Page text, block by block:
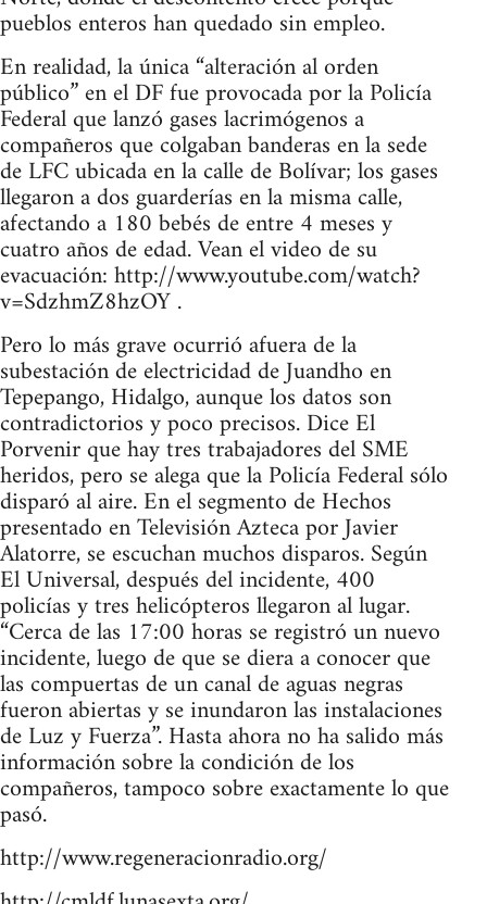
pueblos enteros han quedado sin empleo.
En realidad, la única “alteración al orden
público” en el DF fue provocada por la Policía
Federal que lanzó gases lacrimógenos a
compañeros que colgaban banderas en la sede
de LFC ubicada en la calle de Bolívar; los gases
llegaron a dos guarderías en la misma calle,
afectando a 180 bebés de entre 4 meses y
cuatro años de edad. Vean el video de su
evacuación: http://www.youtube.com/watch?
v=SdzhmZ8hzOY .
Pero lo más grave ocurrió afuera de la
subestación de electricidad de Juandho en
Tepepango, Hidalgo, aunque los datos son
contradictorios y poco precisos. Dice El
Porvenir que hay tres trabajadores del SME
heridos, pero se alega que la Policía Federal sólo
disparó al aire. En el segmento de Hechos
presentado en Televisión Azteca por Javier
Alatorre, se escuchan muchos disparos. Según
El Universal, después del incidente, 400
policías y tres helicópteros llegaron al lugar.
“Cerca de las 17:00 horas se registró un nuevo
incidente, luego de que se diera a conocer que
las compuertas de un canal de aguas negras
fueron abiertas y se inundaron las instalaciones
de Luz y Fuerza”. Hasta ahora no ha salido más
información sobre la condición de los
compañeros, tampoco sobre exactamente lo que
pasó.
http://www.regeneracionradio.org/